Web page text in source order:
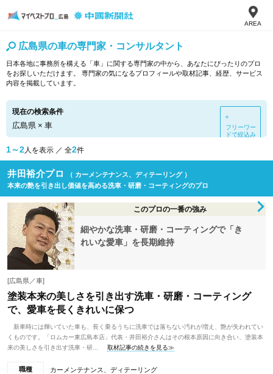
AREA
広島県の車の専門家・コンサルタント
日本各地に事務所を構える「車」に関する専門家の中から、あなたにぴったりのプロ
をお探しいただけます。 専門家の気になるプロフィールや取材記事、経歴、サービス
内容を掲載しています。
現在の検索条件
広島県 × 車
＋
フリーワー
ドで絞込み
1～2人を表示 ／ 全2件
井田裕介プロ
（ カーメンテナンス、ディテーリング ）
本来の艶を引き出し価値を高める洗車・研磨・コーティングのプロ
このプロの一番の強み
細やかな洗車・研磨・コーティングで「き
れいな愛車」を長期維持
[広島県／車]
塗装本来の美しさを引き出す洗車・研磨・コーティング
で、愛車を長くきれいに保つ
新車時には輝いていた車も、長く乗るうちに洗車では落ちない汚れが増え、艶が失われてい
くものです。「ロムカー東広島本店」代表・井田裕介さんはその根本原因に向き合い、塗装本
来の美しさを引き出す洗車・研...
取材記事の続きを見る≫
職種 カーメンテナンス、ディテーリング